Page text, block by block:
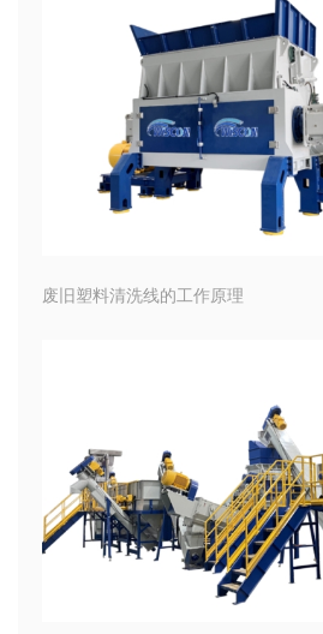
废旧塑料清洗线的工作原理